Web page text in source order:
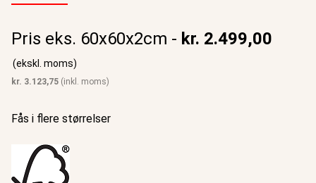
Pris eks. 60x60x2cm - kr. 2.499,00
(ekskl. moms)
kr. 3.123,75 (inkl. moms)
Fås i flere størrelser